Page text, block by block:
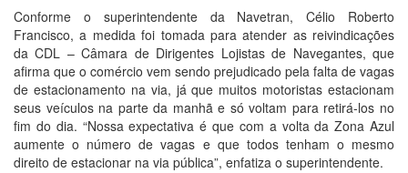
Conforme o superintendente da Navetran, Célio Roberto
Francisco, a medida foi tomada para atender as reivindicações
da CDL – Câmara de Dirigentes Lojistas de Navegantes, que
afirma que o comércio vem sendo prejudicado pela falta de vagas
de estacionamento na via, já que muitos motoristas estacionam
seus veículos na parte da manhã e só voltam para retirá-los no
fim do dia. “Nossa expectativa é que com a volta da Zona Azul
aumente o número de vagas e que todos tenham o mesmo
direito de estacionar na via pública”, enfatiza o superintendente.